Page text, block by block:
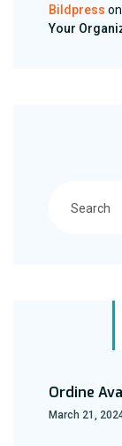
Bildpress on
Your
Ordine
March 21,